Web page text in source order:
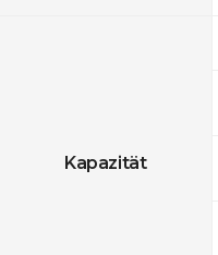
Kapazität